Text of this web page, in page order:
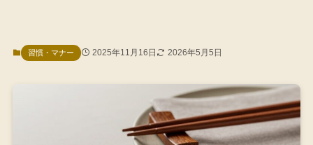
習慣・マナー 2025年11月16日 2026年5月5日